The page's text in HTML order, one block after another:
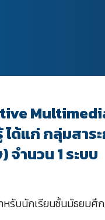
ด้แก่ กลุ่มสาร
จำนวน 1 ระบบ
นักเรียนชั้นมัธยมศึก